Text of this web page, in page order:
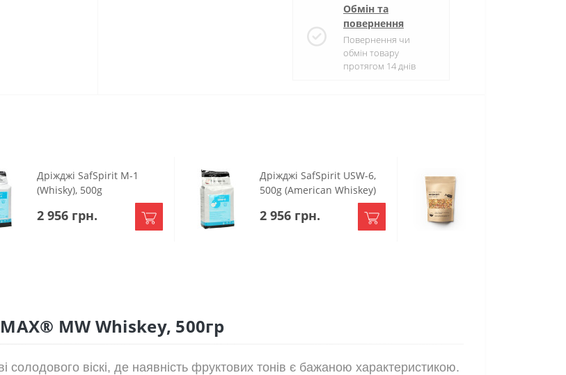
Обмін та
повернення
Повернення чи
обмін товару
протягом 14 днів
Дріжджі SafSpirit M-1
(Whisky), 500g
2 956 грн.
Дріжджі SafSpirit USW-6,
500g (American Whiskey)
2 956 грн.
MW Whiskey, 500гр
солодового віскі, де наявність фруктових тонів є бажаною характеристикою.